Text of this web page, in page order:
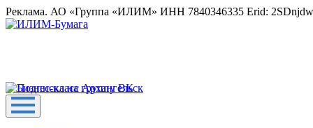
Реклама. АО «Группа «ИЛИМ» ИНН 7840346335 Erid: